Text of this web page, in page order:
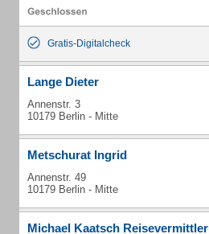
Gratis-Digitalcheck
Lange Dieter
Annenstr. 3
10179 Berlin - Mitte
Metschurat Ingrid
Annenstr. 49
10179 Berlin - Mitte
Michael Kaatsch Reisevermittler